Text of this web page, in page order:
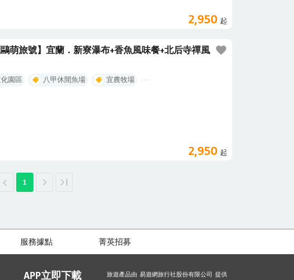
2,950 起
鷗萌旅號】宜蘭．新寮瀑布+香魚風味餐+北后寺禪風
園區 八甲休閒魚場
宜農牧場
2,950 起
1
服務據點 菁英招募
APP立即下載 旅遊產品由 易遊網旅行社股份有限公司 提供